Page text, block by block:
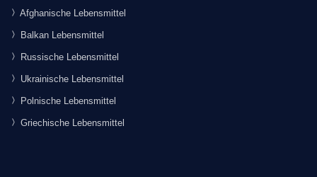
Afghanische Lebensmittel
Balkan Lebensmittel
Russische Lebensmittel
Ukrainische Lebensmittel
Polnische Lebensmittel
Griechische Lebensmittel